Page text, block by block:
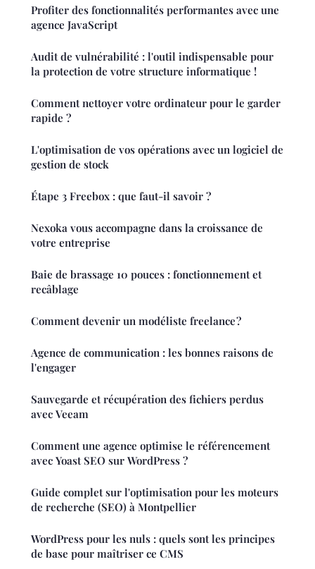
Profiter des fonctionnalités performantes avec une
agence JavaScript
Audit de vulnérabilité : l'outil indispensable pour
la protection de votre structure informatique !
Comment nettoyer votre ordinateur pour le garder
rapide ?
L'optimisation de vos opérations avec un logiciel de
gestion de stock
Étape 3 Freebox : que faut-il savoir ?
Nexoka vous accompagne dans la croissance de
votre entreprise
Baie de brassage 10 pouces : fonctionnement et
recâblage
Comment devenir un modéliste freelance ?
Agence de communication : les bonnes raisons de
l'engager
Sauvegarde et récupération des fichiers perdus
avec Veeam
Comment une agence optimise le référencement
avec Yoast SEO sur WordPress ?
Guide complet sur l'optimisation pour les moteurs
de recherche (SEO) à Montpellier
WordPress pour les nuls : quels sont les principes
de base pour maîtriser ce CMS